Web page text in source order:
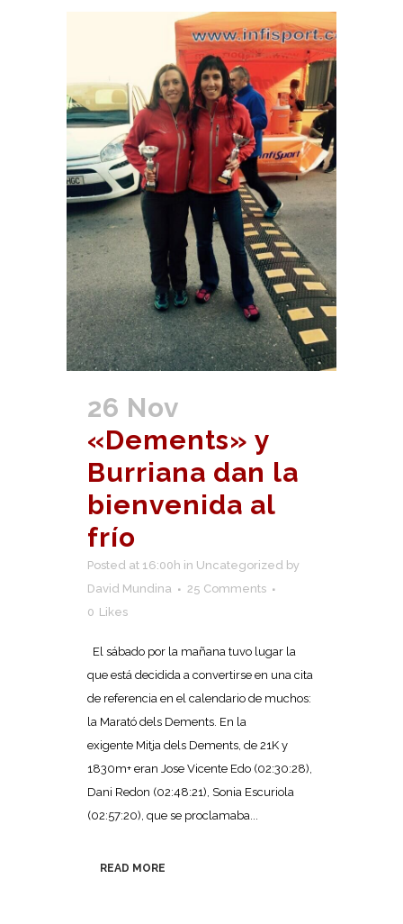
26 Nov
«Dements» y
Burriana dan la
bienvenida al
frío
Posted at 16:00h in Uncategorized by
David Mundina
25 Comments
0 Likes
El sábado por la mañana tuvo lugar la
que está decidida a convertirse en una cita
de referencia en el calendario de muchos:
la Marató dels Dements. En la
exigente Mitja dels Dements, de 21K y
1830m+ eran Jose Vicente Edo (02:30:28),
Dani Redon (02:48:21), Sonia Escuriola
(02:57:20), que se proclamaba...
READ MORE